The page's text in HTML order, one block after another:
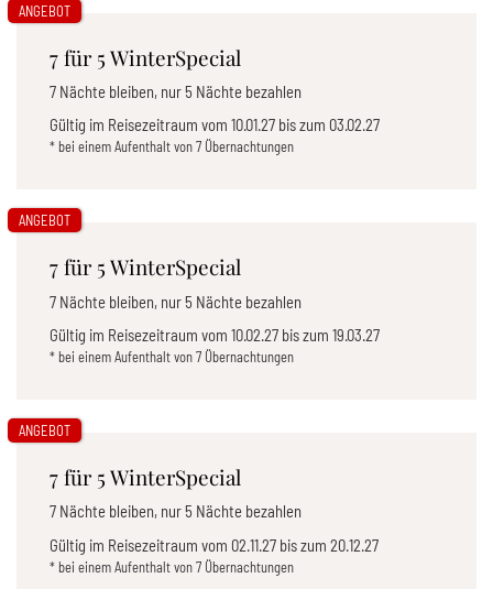
7 für 5 WinterSpecial
7 Nächte bleiben, nur 5 Nächte bezahlen
Gültig im Reisezeitraum vom 10.01.27 bis zum 03.02.27
* bei einem Aufenthalt von 7 Übernachtungen
ANGEBOT
7 für 5 WinterSpecial
7 Nächte bleiben, nur 5 Nächte bezahlen
Gültig im Reisezeitraum vom 10.02.27 bis zum 19.03.27
* bei einem Aufenthalt von 7 Übernachtungen
ANGEBOT
7 für 5 WinterSpecial
7 Nächte bleiben, nur 5 Nächte bezahlen
Gültig im Reisezeitraum vom 02.11.27 bis zum 20.12.27
* bei einem Aufenthalt von 7 Übernachtungen
ANGEBOT